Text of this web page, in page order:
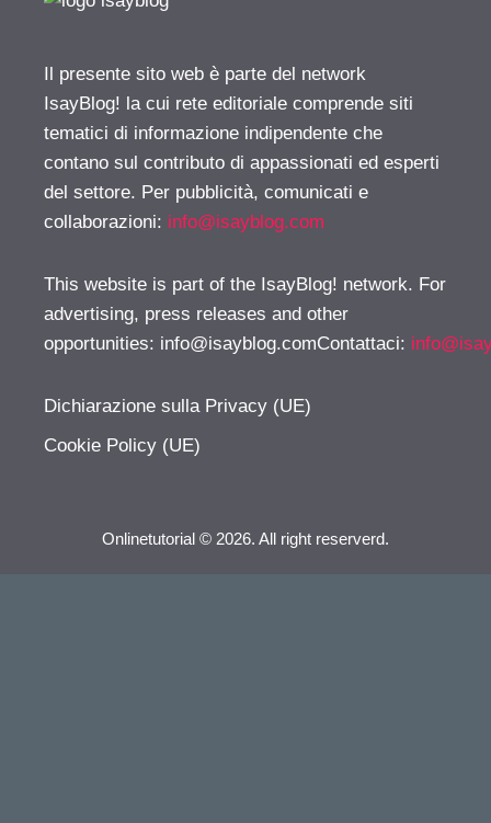
Il presente sito web è parte del network
IsayBlog! la cui rete editoriale comprende siti
tematici di informazione indipendente che
contano sul contributo di appassionati ed esperti
del settore. Per pubblicità, comunicati e
collaborazioni: info@isayblog.com
This website is part of the IsayBlog! network. For
advertising, press releases and other
opportunities: info@isayblog.comContattaci:
Dichiarazione sulla Privacy (UE)
Cookie Policy (UE)
Onlinetutorial © 2026. All right reserverd.